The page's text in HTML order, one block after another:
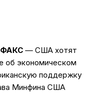
— США хотят
об экономическом
поддержку
Минфина США